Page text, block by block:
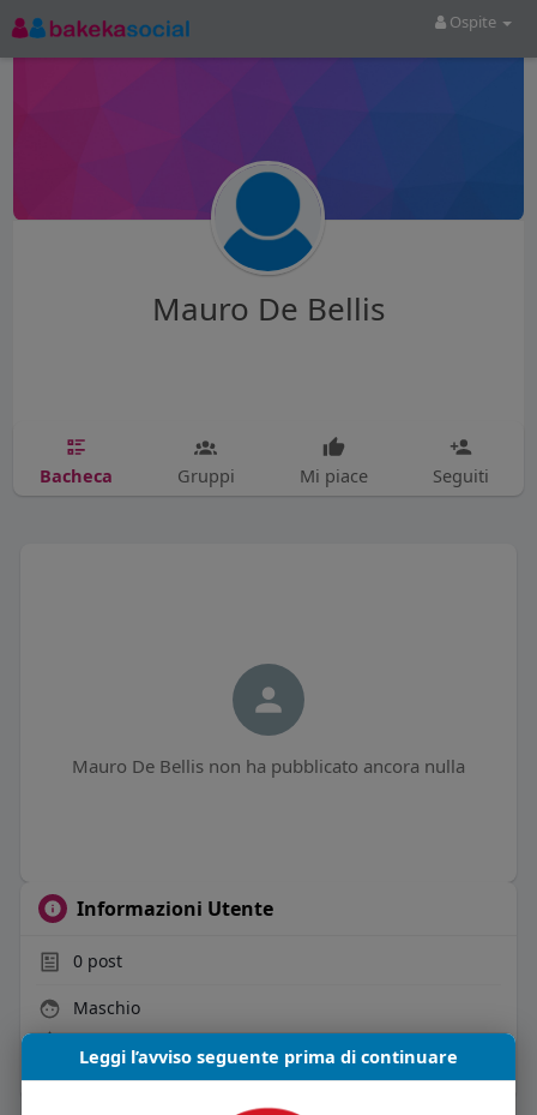
Ospite
Mauro De Bellis
Bacheca Gruppi Mi piace Seguiti
Mauro De Bellis non ha pubblicato ancora nulla
Informazioni Utente
0post
Maschio
Vive in Italia
Leggi l’avviso seguente prima di continuare